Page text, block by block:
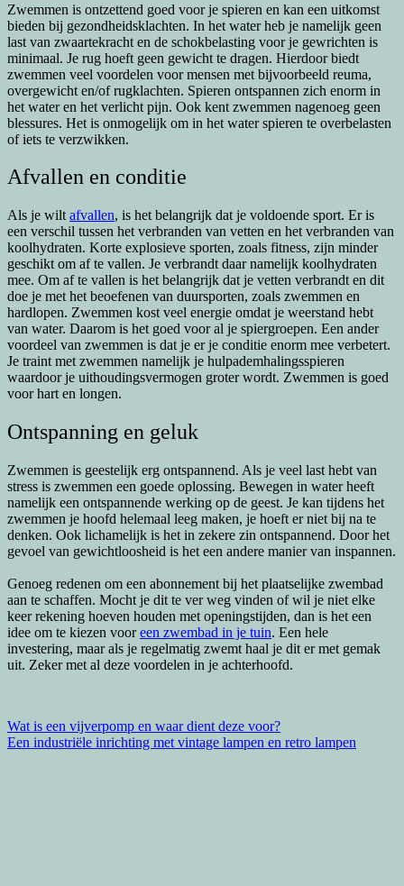
Zwemmen is ontzettend goed voor je spieren en kan een uitkomst
bieden bij gezondheidsklachten. In het water heb je namelijk geen
last van zwaartekracht en de schokbelasting voor je gewrichten is
minimaal. Je rug hoeft geen gewicht te dragen. Hierdoor biedt
zwemmen veel voordelen voor mensen met bijvoorbeeld reuma,
overgewicht en/of rugklachten. Spieren ontspannen zich enorm in
het water en het verlicht pijn. Ook kent zwemmen nagenoeg geen
blessures. Het is onmogelijk om in het water spieren te overbelasten
of iets te verzwikken.
Afvallen en conditie
Als je wilt afvallen, is het belangrijk dat je voldoende sport. Er is
een verschil tussen het verbranden van vetten en het verbranden van
koolhydraten. Korte explosieve sporten, zoals fitness, zijn minder
geschikt om af te vallen. Je verbrandt daar namelijk koolhydraten
mee. Om af te vallen is het belangrijk dat je vetten verbrandt en dit
doe je met het beoefenen van duursporten, zoals zwemmen en
hardlopen. Zwemmen kost veel energie omdat je weerstand hebt
van water. Daarom is het goed voor al je spiergroepen. Een ander
voordeel van zwemmen is dat je er je conditie enorm mee verbetert.
Je traint met zwemmen namelijk je hulpademhalingsspieren
waardoor je uithoudingsvermogen groter wordt. Zwemmen is goed
voor hart en longen.
Ontspanning en geluk
Zwemmen is geestelijk erg ontspannend. Als je veel last hebt van
stress is zwemmen een goede oplossing. Bewegen in water heeft
namelijk een ontspannende werking op de geest. Je kan tijdens het
zwemmen je hoofd helemaal leeg maken, je hoeft er niet bij na te
denken. Ook lichamelijk is het in zekere zin ontspannend. Door het
gevoel van gewichtloosheid is het een andere manier van inspannen.
Genoeg redenen om een abonnement bij het plaatselijke zwembad
aan te schaffen. Mocht je dit te ver weg vinden of wil je niet elke
keer rekening hoeven houden met openingstijden, dan is het een
idee om te kiezen vooreen zwembad in je tuin. Een hele
investering, maar als je regelmatig zwemt haal je dit er met gemak
uit. Zeker met al deze voordelen in je achterhoofd.
Bericht
navigatie
Wat is een vijverpomp en waar dient deze voor?
Een industriële inrichting met vintage lampen en retro lampen